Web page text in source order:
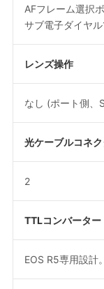
AFフレーム選択
サブ電子ダイヤル
レンズ操作
なし (ポート側、
光ケーブルコネ
2
TTLコンバーター
EOS R5専用設計